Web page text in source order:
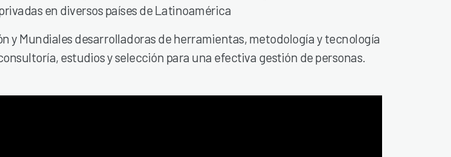
en diversos países de Latinoamérica
y Mundiales desarrolladoras de herramientas, metodología y tecnología
estudios y selección para una efectiva gestión de personas.